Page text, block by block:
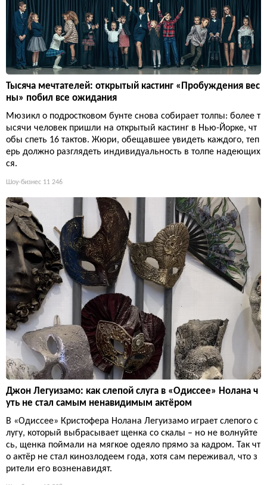
Тысяча мечтателей: открытый кастинг «Пробуждения вес
ны» побил все ожидания
Мюзикл о подростковом бунте снова собирает толпы: более т
ысячи человек пришли на открытый кастинг в Нью-Йорке, чт
обы спеть 16 тактов. Жюри, обещавшее увидеть каждого, теп
ерь должно разглядеть индивидуальность в толпе надеющих
ся.
Шоу-бизнес 11 246
Джон Легуизамо: как слепой слуга в «Одиссее» Нолана ч
уть не стал самым ненавидимым актёром
В «Одиссее» Кристофера Нолана Легуизамо играет слепого с
лугу, который выбрасывает щенка со скалы – но не волнуйте
сь, щенка поймали на мягкое одеяло прямо за кадром. Так чт
о актёр не стал кинозлодеем года, хотя сам переживал, что з
рители его возненавидят.